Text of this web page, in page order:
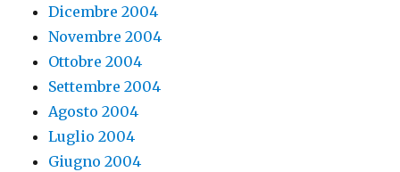
Dicembre 2004
Novembre 2004
Ottobre 2004
Settembre 2004
Agosto 2004
Luglio 2004
Giugno 2004